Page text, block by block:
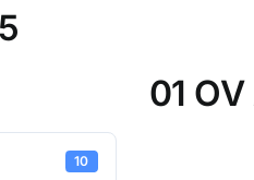
10
01